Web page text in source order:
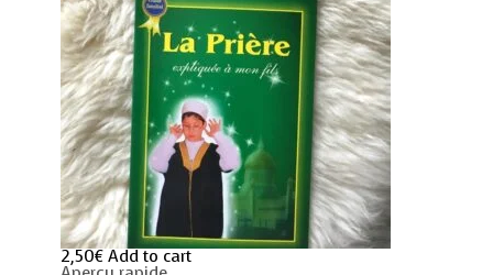
2,50€ Add to cart